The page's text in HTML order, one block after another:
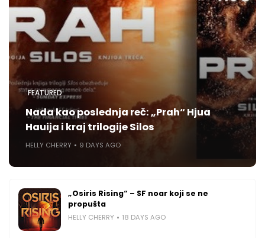
FEATURED
Nada kao poslednja reč: „Prah“ Hjua
Hauija i kraj trilogije Silos
HELLY CHERRY 9 DAYS AGO
„Osiris Rising“ – SF noar koji se ne
propušta
HELLY CHERRY 18 DAYS AGO